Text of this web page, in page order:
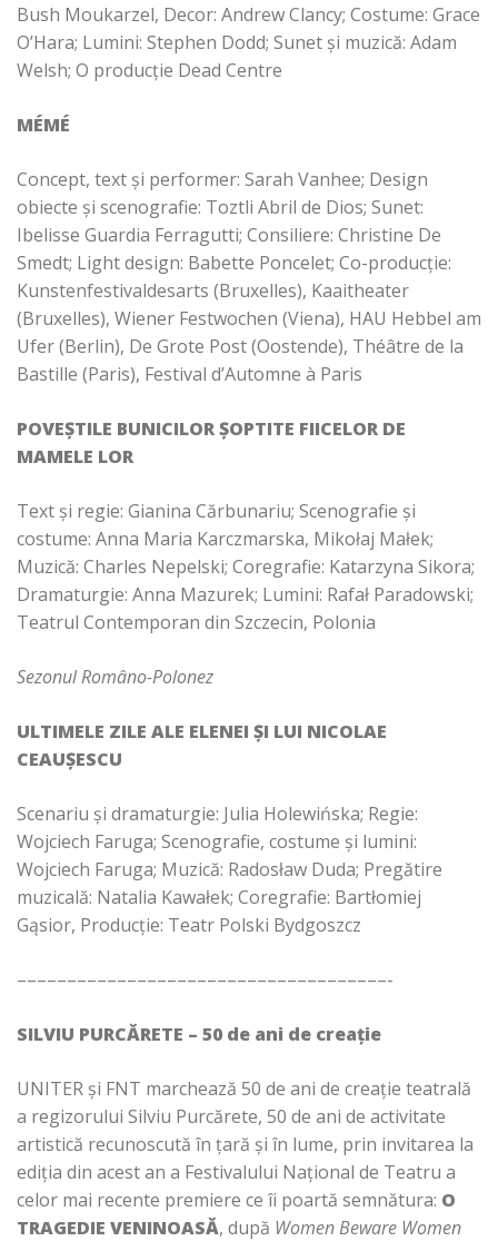
Bush Moukarzel, Decor: Andrew Clancy; Costume: Grace
O’Hara; Lumini: Stephen Dodd; Sunet și muzică: Adam
Welsh; O producție Dead Centre
MÉMÉ
Concept, text și performer: Sarah Vanhee; Design
obiecte și scenografie: Toztli Abril de Dios; Sunet:
Ibelisse Guardia Ferragutti; Consiliere: Christine De
Smedt; Light design: Babette Poncelet; Co-producție:
Kunstenfestivaldesarts (Bruxelles), Kaaitheater
(Bruxelles), Wiener Festwochen (Viena), HAU Hebbel am
Ufer (Berlin), De Grote Post (Oostende), Théâtre de la
Bastille (Paris), Festival d’Automne à Paris
POVEȘTILE BUNICILOR ȘOPTITE FIICELOR DE
MAMELE LOR
Text și regie: Gianina Cărbunariu; Scenografie și
costume: Anna Maria Karczmarska, Mikołaj Małek;
Muzică: Charles Nepelski; Coregrafie: Katarzyna Sikora;
Dramaturgie: Anna Mazurek; Lumini: Rafał Paradowski;
Teatrul Contemporan din Szczecin, Polonia
Sezonul Româno-Polonez
ULTIMELE ZILE ALE ELENEI ȘI LUI NICOLAE
CEAUȘESCU
Scenariu și dramaturgie: Julia Holewińska; Regie:
Wojciech Faruga; Scenografie, costume și lumini:
Wojciech Faruga; Muzică: Radosław Duda; Pregătire
muzicală: Natalia Kawałek; Coregrafie: Bartłomiej
Gąsior, Producție: Teatr Polski Bydgoszcz
–––––––––––––––––––––––––––––––––––––-
SILVIU PURCĂRETE – 50 de ani de creație
UNITER și FNT marchează 50 de ani de creație teatrală
a regizorului Silviu Purcărete, 50 de ani de activitate
artistică recunoscută în țară și în lume, prin invitarea la
ediția din acest an a Festivalului Național de Teatru a
celor mai recente premiere ce îi poartă semnătura: O
TRAGEDIE VENINOASĂ, după Women Beware Women